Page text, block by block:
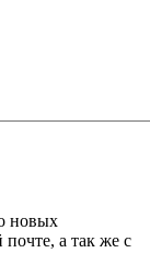
новых
почте, а так же с